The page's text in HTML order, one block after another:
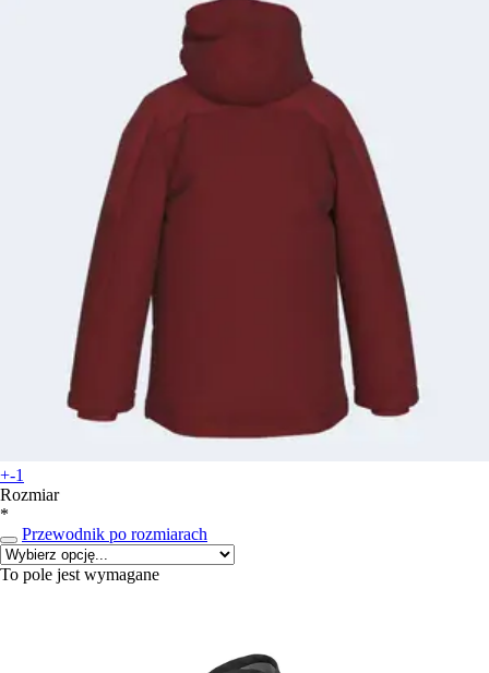
+-1
Rozmiar
*
Przewodnik po rozmiarach
To pole jest wymagane